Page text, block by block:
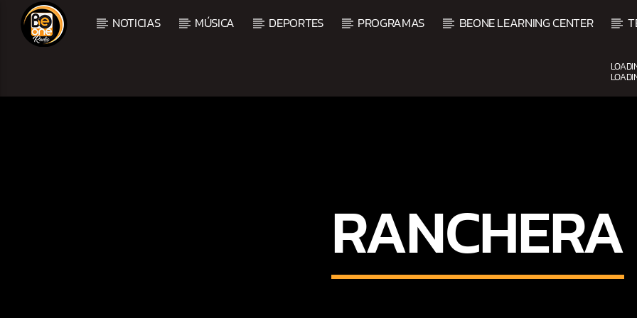
NOTICIAS MÚSICA DEPORTES PROGRAMAS BEONE LEARNING CENTER
RANCHERA